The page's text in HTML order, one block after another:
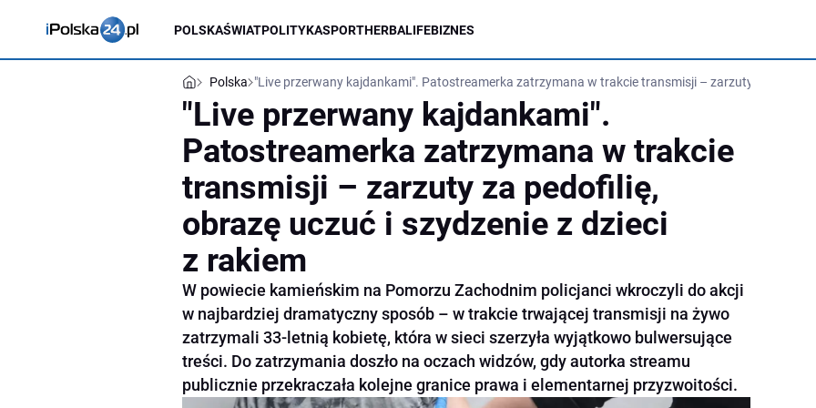
POLSKAŚWIATPOLITYKASPORTHERBALIFEBIZNES
Polska "Live przerwany kajdankami". Patostreamerka zatrzymana w trakcie transmisji – zarzuty za
"Live przerwany kajdankami".
Patostreamerka zatrzymana w trakcie
transmisji – zarzuty za pedofilię,
obrazę uczuć i szydzenie z dzieci
z rakiem
W powiecie kamieńskim na Pomorzu Zachodnim policjanci wkroczyli do akcji
w najbardziej dramatyczny sposób – w trakcie trwającej transmisji na żywo
zatrzymali 33-letnią kobietę, która w sieci szerzyła wyjątkowo bulwersujące
treści. Do zatrzymania doszło na oczach widzów, gdy autorka streamu
publicznie przekraczała kolejne granice prawa i elementarnej przyzwoitości.